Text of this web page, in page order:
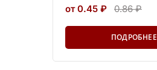
от 0.45 ₽ 0.86 ₽
ПОДРОБНЕЕ